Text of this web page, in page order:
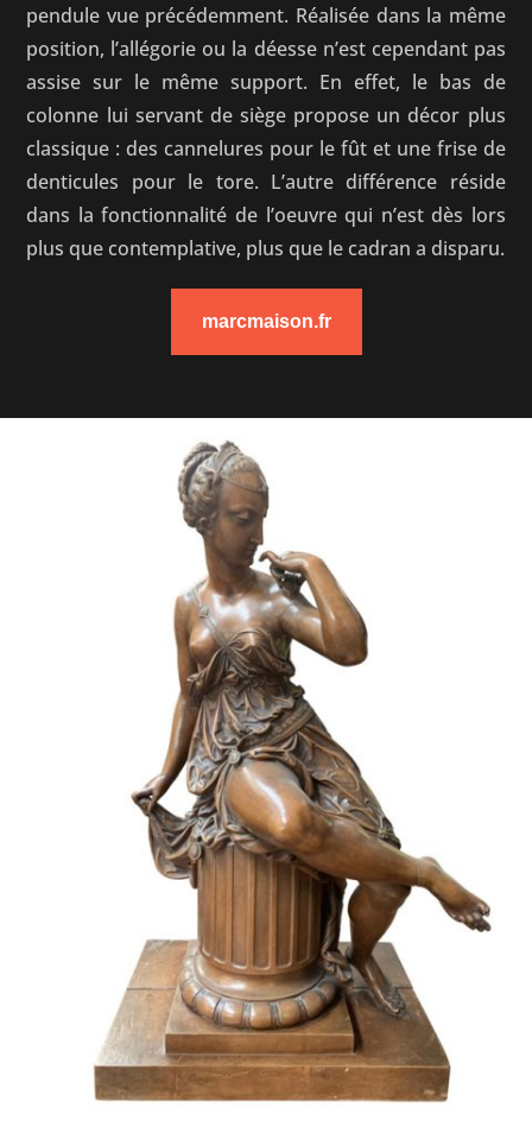
pendule vue précédemment. Réalisée dans la même
position, l’allégorie ou la déesse n’est cependant pas
assise sur le même support. En effet, le bas de
colonne lui servant de siège propose un décor plus
classique : des cannelures pour le fût et une frise de
denticules pour le tore. L’autre différence réside
dans la fonctionnalité de l’oeuvre qui n’est dès lors
plus que contemplative, plus que le cadran a disparu.
marcmaison.fr